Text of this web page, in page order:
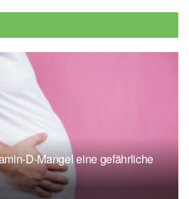
D-Mangel eine gefährliche